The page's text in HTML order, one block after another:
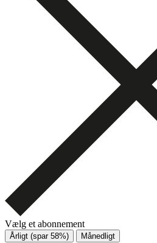
Vælg et abonnement
Årligt (spar 58%) Månedligt